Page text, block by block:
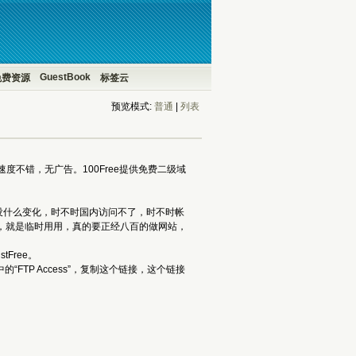
资源 GuestBook 标签云
预览模式: 普通 列表
度不错，无广告。100Free提供免费二级域
变化，时不时国内访问不了，时不时帐
是临时用用，真的要正经八百的做网站，
。
Access”，复制这个链接，这个链接